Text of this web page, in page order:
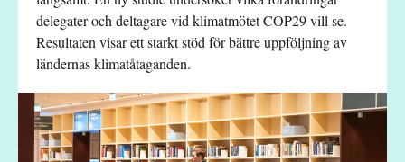
delegater och deltagare vid klimatmötet COP29 vill se.
Resultaten visar ett starkt stöd för bättre uppföljning av
ländernas klimatåtaganden.